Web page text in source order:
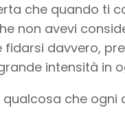
che quando ti
non avevi
fidarsi davvero,
intensità in
qualcosa che